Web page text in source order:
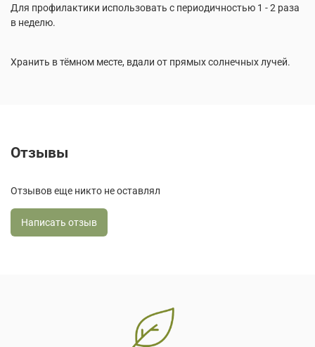
Для профилактики использовать с периодичностью 1 - 2 раза
в неделю.
Хранить в тёмном месте, вдали от прямых солнечных лучей.
Отзывы
Отзывов еще никто не оставлял
Написать отзыв